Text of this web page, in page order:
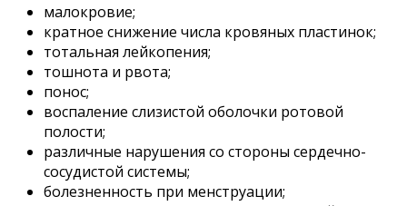
малокровие;
кратное снижение числа кровяных пластинок;
тотальная лейкопения;
тошнота и рвота;
понос;
воспаление слизистой оболочки ротовой
полости;
различные нарушения со стороны сердечно-
сосудистой системы;
болезненность при менструации;